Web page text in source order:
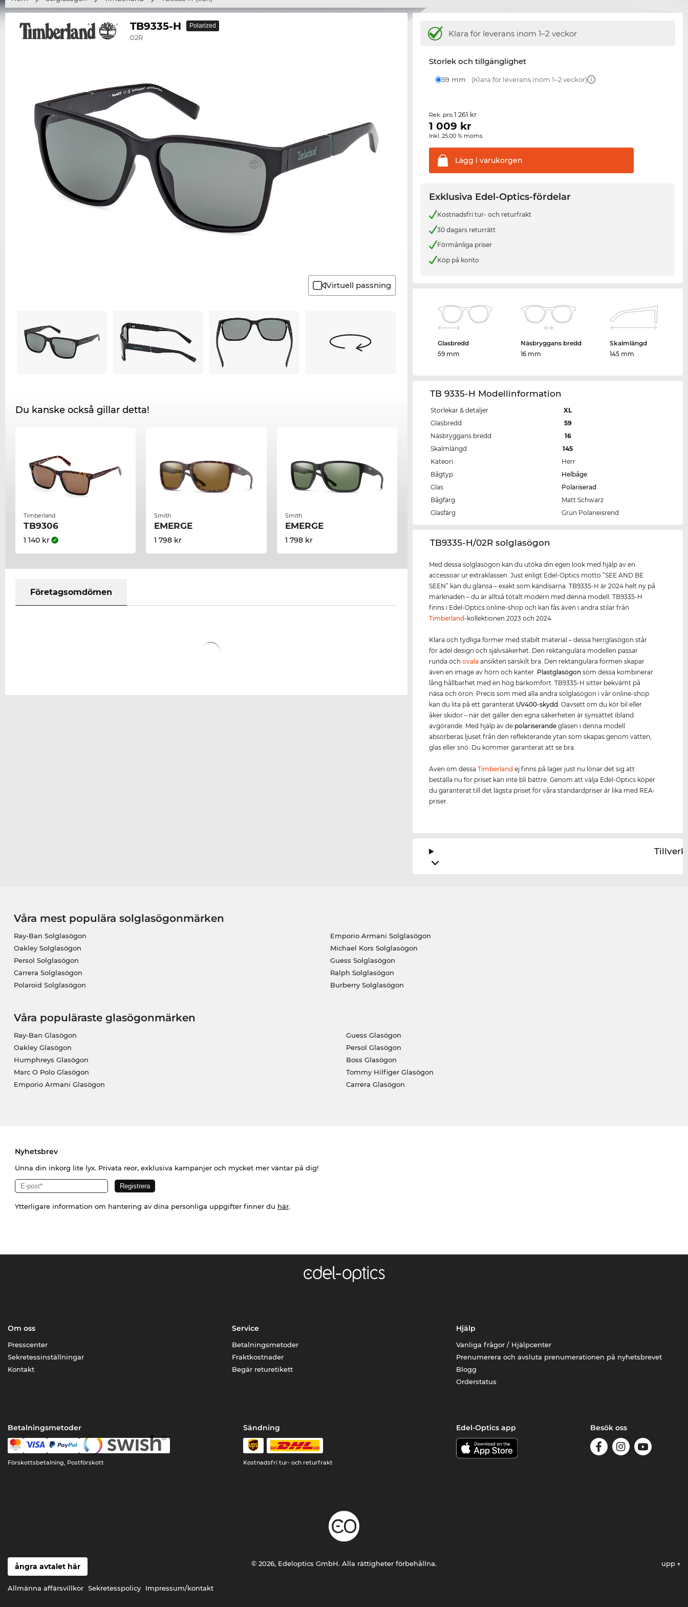
TB9335-H
02R
Polarized
Virtuell passning
Du kanske också gillar detta!
Timberland
TB9306
1 140 kr
Smith
EMERGE
1 798 kr
Smith
EMERGE
1 798 kr
Företagsomdömen
Klara för leverans inom 1–2 veckor
Storlek och tillgänglighet
59 mm (Klara för leverans inom 1–2 veckor)
Rek. pris1 261 kr
1 009 kr
Inkl. 25.00 % moms
Lägg i varukorgen
Exklusiva Edel-Optics-fördelar
Kostnadsfri tur- och returfrakt
30 dagars returrätt
Förmånliga priser
Köp på konto
Glasbredd
59 mm
Näsbryggans bredd
16 mm
Skalmlängd
145 mm
TB 9335-H Modellinformation
Storlekar & detaljer
XL
Glasbredd
59
Näsbryggans bredd
16
Skalmlängd
145
Kateori
Herr
Bågtyp
Helbåge
Glas
Polariserad
Bågfärg
Matt Schwarz
Glasfärg
Grün Polarieisrend
‌TB9335-H/02R solglasögon
Med dessa solglasögon kan du utöka din egen look med hjälp av en
accessoar ur extraklassen. Just enligt Edel-Optics motto ”SEE AND BE
SEEN” kan du glänsa – exakt som kändisarna. TB9335-H är 2024 helt ny på
marknaden – du är alltså totalt modern med denna modell. TB9335-H
finns i Edel-Optics online-shop och kan fås även i andra stilar från
Timberland-kollektionen 2023 och 2024.
Klara och tydliga former med stabilt material – dessa herrglasögon står
för ädel design och självsäkerhet. Den rektangulära modellen passar
runda ochovala ansikten särskilt bra. Den rektangulära formen skapar
även en image av hörn och kanter. Plastglasögon som dessa kombinerar
lång hållbarhet med en hög bärkomfort. TB9335-H sitter bekvämt på
näsa och öron. Precis som med alla andra solglasögon i vår online-shop
kan du lita på ett garanterat UV400-skydd. Oavsett om du kör bil eller
åker skidor – när det gäller den egna säkerheten är synsättet ibland
avgörande. Med hjälp av de polariserande glasen i denna modell
absorberas ljuset från den reflekterande ytan som skapas genom vatten,
glas eller snö. Du kommer garanterat att se bra.
Även om dessaTimberland ej finns på lager just nu lönar det sig att
beställa nu för priset kan inte bli bättre. Genom att välja Edel-Optics köper
du garanterat till det lägsta priset för våra standardpriser är lika med REA-
priser.
Våra mest populära solglasögonmärken
Ray-Ban Solglasögon
Oakley Solglasögon
Persol Solglasögon
Carrera Solglasögon
Polaroid Solglasögon
Emporio Armani Solglasögon
Michael Kors Solglasögon
Guess Solglasögon
Ralph Solglasögon
Burberry Solglasögon
Våra populäraste glasögonmärken
Ray-Ban Glasögon
Oakley Glasögon
Humphreys Glasögon
Marc O Polo Glasögon
Emporio Armani Glasögon
Guess Glasögon
Persol Glasögon
Boss Glasögon
Tommy Hilfiger Glasögon
Carrera Glasögon
Nyhetsbrev
Unna din inkorg lite lyx. Privata reor, exklusiva kampanjer och mycket mer väntar på dig!
Ytterligare information om hantering av dina personliga uppgifter finner du här.
Om oss
Presscenter
Sekretessinställningar
Kontakt
Service
Betalningsmetoder
Fraktkostnader
Begär returetikett
Hjälp
Vanliga frågor / Hjälpcenter
Prenumerera och avsluta prenumerationen på nyhetsbrevet
Blogg
Orderstatus
Betalningsmetoder
Förskottsbetalning, Postförskott
Sändning
Kostnadsfri tur- och returfrakt
Edel-Optics app Besök oss
ångra avtalet här
Allmänna affärsvillkor Sekretesspolicy Impressum/kontakt
© 2026, Edeloptics GmbH. Alla rättigheter förbehållna. upp